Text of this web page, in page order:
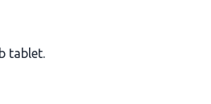
tablet.